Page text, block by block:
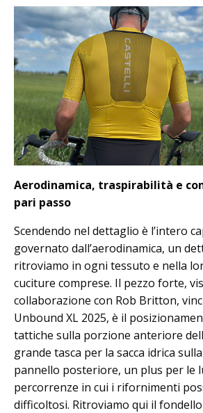
Aerodinamica, traspirabilità e
pari passo
Scendendo nel dettaglio è l’intero
governato dall’aerodinamica, un
ritroviamo in ogni tessuto e nella
cuciture comprese. Il pezzo forte,
collaborazione con Rob Britton,
Unbound XL 2025, è il
tattiche sulla porzione anteriore
grande tasca per la sacca idrica
pannello posteriore, un plus per le
percorrenze in cui i rifornimenti
difficoltosi. Ritroviamo qui il fondello